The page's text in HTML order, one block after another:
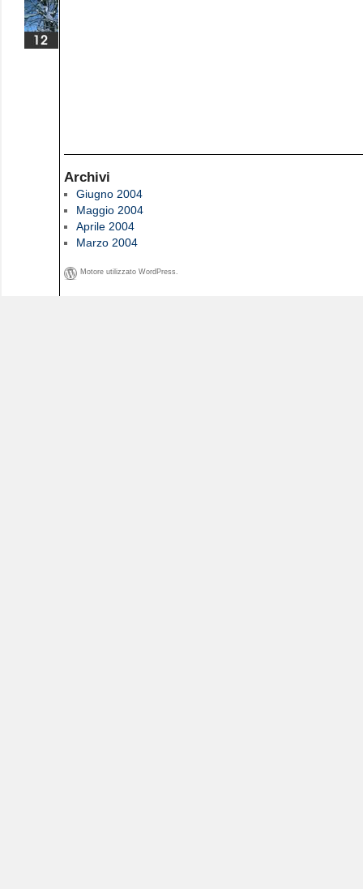
Archivi
Giugno 2004
Maggio 2004
Aprile 2004
Marzo 2004
Motore utilizzato WordPress.